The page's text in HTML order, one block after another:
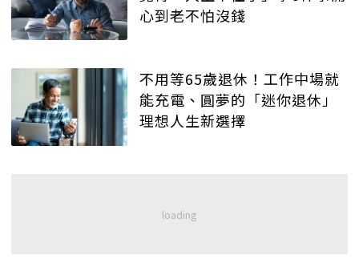
心到老不怕沒錢
不用等65歲退休！工作中場就
能充電、圓夢的「迷你退休」
理想人生新選擇